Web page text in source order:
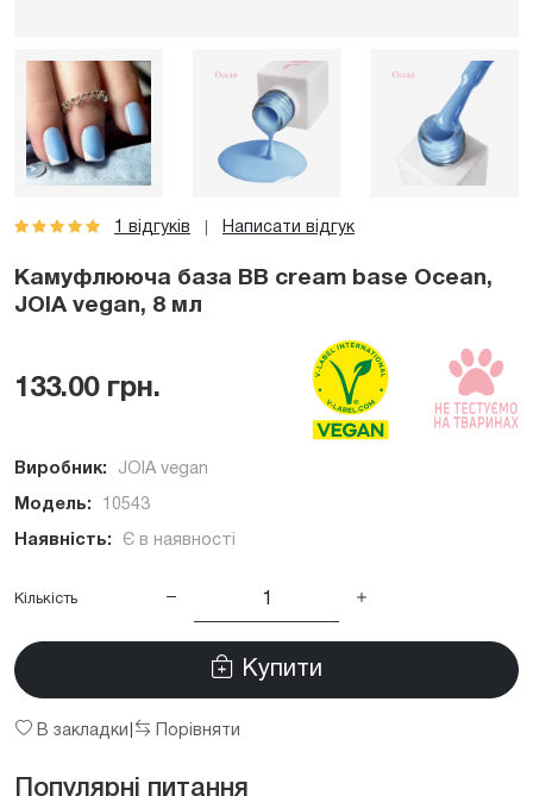
1 відгуків Написати відгук
Камуфлююча база BB cream base Ocean,
JOIA vegan, 8 мл
133.00 грн.
Виробник: JOIA vegan
Модель: 10543
Наявність: Є в наявності
Кількість
Купити
В закладки Порівняти
Популярні питання